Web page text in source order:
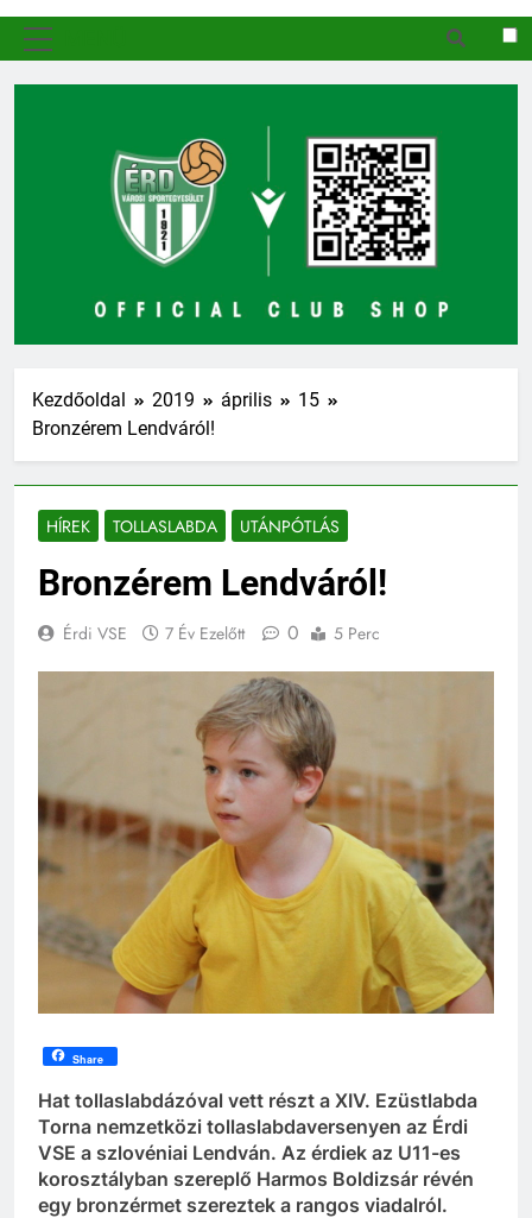
Kezdőoldal 2019 április
15
Bronzérem Lendváról!
HÍREK TOLLASLABDA UTÁNPÓTLÁS
Bronzérem Lendváról!
Érdi VSE 7 Év Ezelőtt 0 5 Perc
Share
Hat tollaslabdázóval vett részt a XIV. Ezüstlabda
Torna nemzetközi tollaslabdaversenyen az Érdi
VSE a szlovéniai Lendván. Az érdiek az U11-es
korosztályban szereplő Harmos Boldizsár révén
egy bronzérmet szereztek a rangos viadalról.